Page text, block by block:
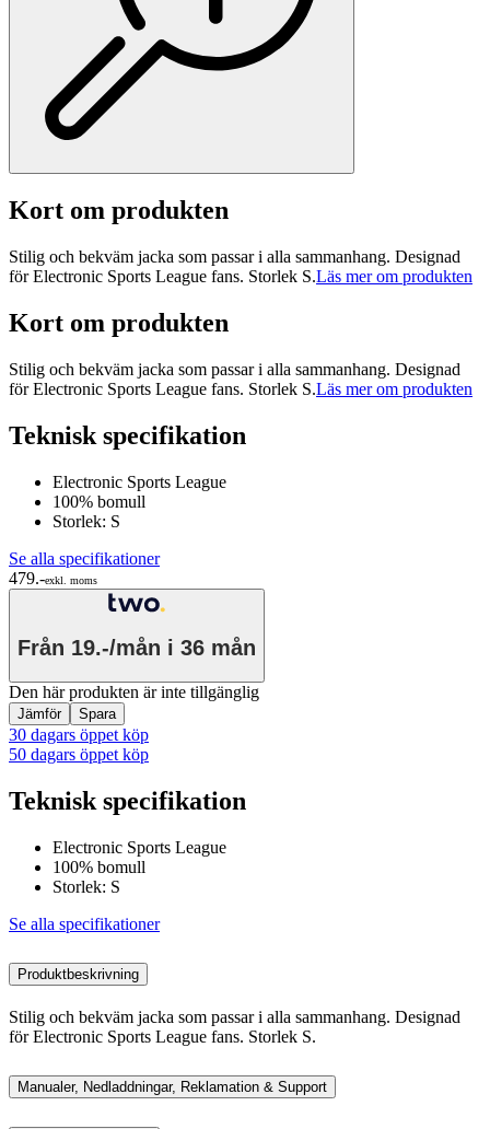
Kort om produkten
Stilig och bekväm jacka som passar i alla sammanhang. Designad
för Electronic Sports League fans. Storlek S.Läs mer om produkten
Kort om produkten
Stilig och bekväm jacka som passar i alla sammanhang. Designad
för Electronic Sports League fans. Storlek S.Läs mer om produkten
Teknisk specifikation
Electronic Sports League
100% bomull
Storlek: S
Se alla specifikationer
479.-exkl. moms
Från 19.-/mån i 36 mån
Den här produkten är inte tillgänglig
Jämför Spara
30 dagars öppet köp
50 dagars öppet köp
Teknisk specifikation
Electronic Sports League
100% bomull
Storlek: S
Se alla specifikationer
Produktbeskrivning
Stilig och bekväm jacka som passar i alla sammanhang. Designad
för Electronic Sports League fans. Storlek S.
Manualer, Nedladdningar, Reklamation & Support